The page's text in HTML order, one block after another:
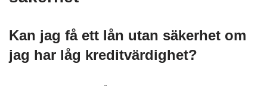
Kan jag få ett lån utan säkerhet om
jag har låg kreditvärdighet?